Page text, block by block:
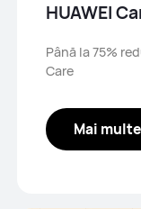
HUAWEI
Până la 75%
Care
Mai